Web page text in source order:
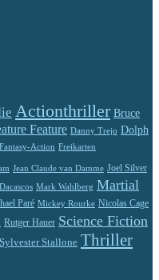
Actionthriller Bruce
Feature Danny Trejo Dolph
Fantasy-Action Freikarten
Jean Claude van Damme Joel Silver
Mark Wahlberg Martial
Paré Mickey Rourke Nicolas Cage
Rutger Hauer Science Fiction
Sylvester Stallone Thriller